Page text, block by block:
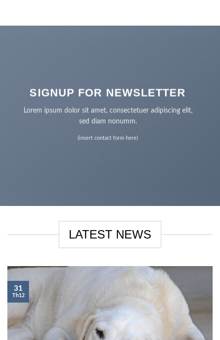
SIGNUP FOR NEWSLETTER
Lorem ipsum dolor sit amet, consectetuer adipiscing elit,
sed diam nonumm.
(insert contact form here)
LATEST NEWS
31
Th12